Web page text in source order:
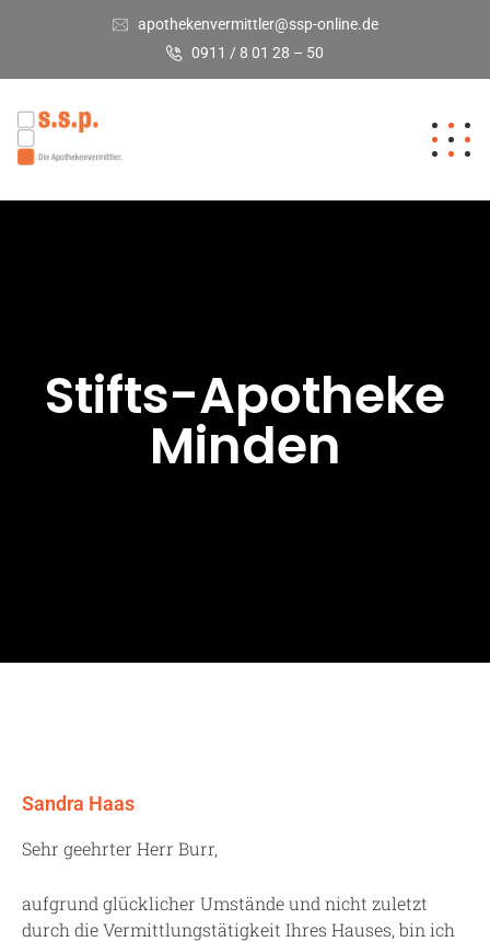
apothekenvermittler@ssp-online.de
0911 / 8 01 28 – 50
Stifts-Apotheke
Minden
Sandra Haas
Sehr geehrter Herr Burr,
aufgrund glücklicher Umstände und nicht zuletzt
durch die Vermittlungstätigkeit Ihres Hauses, bin ich